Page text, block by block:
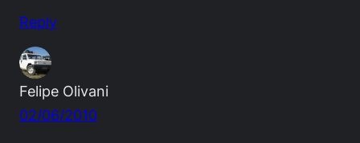
Reply
Felipe Olivani
02/06/2010